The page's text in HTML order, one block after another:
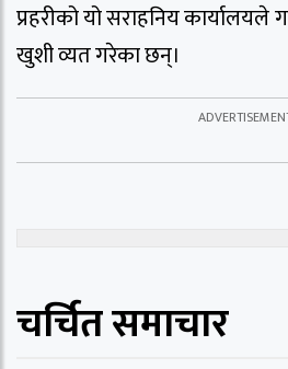
प्रहरीको यो सराहनिय कार्यालयले
खुशी व्यत गरेका छन्।
चर्चित समाचार